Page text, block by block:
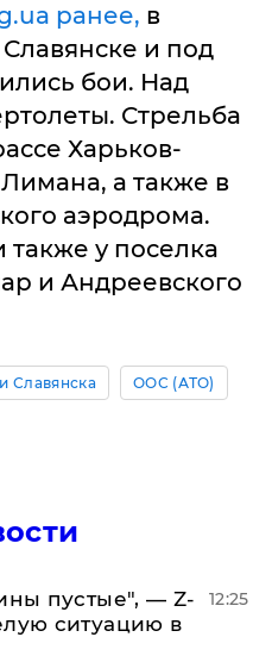
ранее, в
и под
бои. Над
Стрельба
Харьков-
а также в
аэродрома.
у поселка
и Андреевского
Славянска ООС (АТО)
пустые", — Z-
ситуацию в
12:25